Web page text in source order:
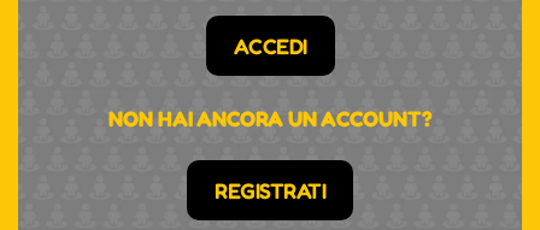
ACCEDI
NON HAI ANCORA UN ACCOUNT?
REGISTRATI